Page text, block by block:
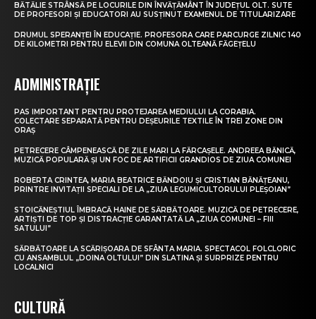
BĂTĂLIE STRÂNSĂ PE LOCURILE DIN ÎNVĂȚĂMÂNT ÎN JUDEȚUL OLT. SUTE
DE PROFESORI ȘI EDUCATORI AU SUSȚINUT EXAMENUL DE TITULARIZARE
DRUMUL SPERANȚEI ÎN EDUCAȚIE. PROFESORA CARE PARCURGE ZILNIC 140
DE KILOMETRI PENTRU ELEVII DIN COMUNA OLTEANĂ FĂGEȚELU
ADMINISTRAȚIE
PAS IMPORTANT PENTRU PROTEJAREA MEDIULUI LA CORABIA.
COLECTARE SEPARATĂ PENTRU DEȘEURILE TEXTILE ÎN TREI ZONE DIN
ORAȘ
PETRECERE CÂMPENEASCĂ DE ZILE MARI LA FĂRCAȘELE. ANDREEA BĂNICĂ,
MUZICĂ POPULARĂ ȘI UN FOC DE ARTIFICII GRANDIOS DE ZIUA COMUNEI
ROBERTA CRINTEA, MARIA BEATRICE BĂNDOIU ȘI CRISTIAN BĂNĂȚEANU,
PRINTRE INVITAȚII SPECIALI DE LA „ZIUA LEGUMICULTORULUI PLEȘOIAN”
STOICĂNEȘTIUL ÎMBRACĂ HAINE DE SĂRBĂTOARE. MUZICĂ DE PETRECERE,
ARTIȘTI DE TOP ȘI DISTRACȚIE GARANTATĂ LA „ZIUA COMUNEI – FIII
SATULUI”
SĂRBĂTOARE LA SCĂRIȘOARA DE SFÂNTA MARIA. SPECTACOL FOLCLORIC
CU ANSAMBLUL „DOINA OLTULUI” DIN SLATINA ȘI SURPRIZE PENTRU
LOCALNICI
CULTURĂ